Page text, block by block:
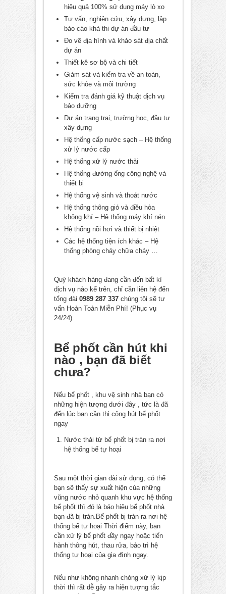
hiệu quả 100% sử dung máy lò xo
Tư vấn, nghiên cứu, xây dựng, lập
báo cáo khả thi dự án đầu tư
Đo vẽ địa hình và khảo sát địa chất
dự án
Thiết kê sơ bộ và chi tiết
Giám sát và kiểm tra về an toàn,
sức khỏe và môi trường
Kiểm tra đánh giá kỹ thuật dịch vụ
bảo dưỡng
Dự án trang trại, trường học, đầu tư
xây dựng
Hệ thống cấp nước sạch – Hệ thống
xử lý nước cấp
Hệ thống xử lý nước thải
Hệ thống đường ống công nghệ và
thiết bị
Hệ thống vệ sinh và thoát nước
Hệ thống thông gió và điều hòa
không khí – Hệ thống máy khí nén
Hệ thống nồi hơi và thiết bị nhiệt
Các hệ thống tiện ích khác – Hệ
thống phòng cháy chữa cháy …
Quý khách hàng đang cần đến bất kì
dịch vụ nào kể trên, chỉ cần liên hệ đến
tổng đài 0989 287 337chúng tôi sẽ tư
vấn Hoàn Toàn Miễn Phí! (Phục vụ
24/24).
Bể phốt cần hút khi
nào , bạn đã biết
chưa?
Nếu bể phốt , khu vệ sinh nhà bạn có
những hiện tượng dưới đây , tức là đã
đến lúc bạn cần thi công hút bể phốt
ngay
Nước thải từ bể phốt bị tràn ra nơi
hệ thống bể tự hoại
Sau một thời gian dài sử dụng, có thể
bạn sẽ thấy sự xuất hiện của những
vũng nước nhỏ quanh khu vực hệ thống
bể phốt thì đó là báo hiệu bể phốt nhà
bạn đã bị tràn.Bể phốt bị tràn ra nơi hệ
thống bể tự hoại Thời điểm này, bạn
cần xử lý bể phốt đầy ngay hoặc tiến
hành thông hút, thau rửa, bảo trì hệ
thống tự hoại của gia đình ngay.
Nếu như không nhanh chóng xử lý kịp
thời thì rất dễ gây ra hiện tượng tắc